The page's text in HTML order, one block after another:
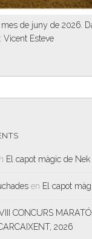
de juny de 2026.
Vicent Esteve
El capot màgic de Nek
en El capot
CONCURS
2026